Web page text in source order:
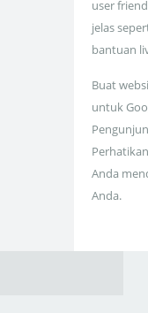
user
jelas
bantuan
Buat
untuk
Anda
Anda.